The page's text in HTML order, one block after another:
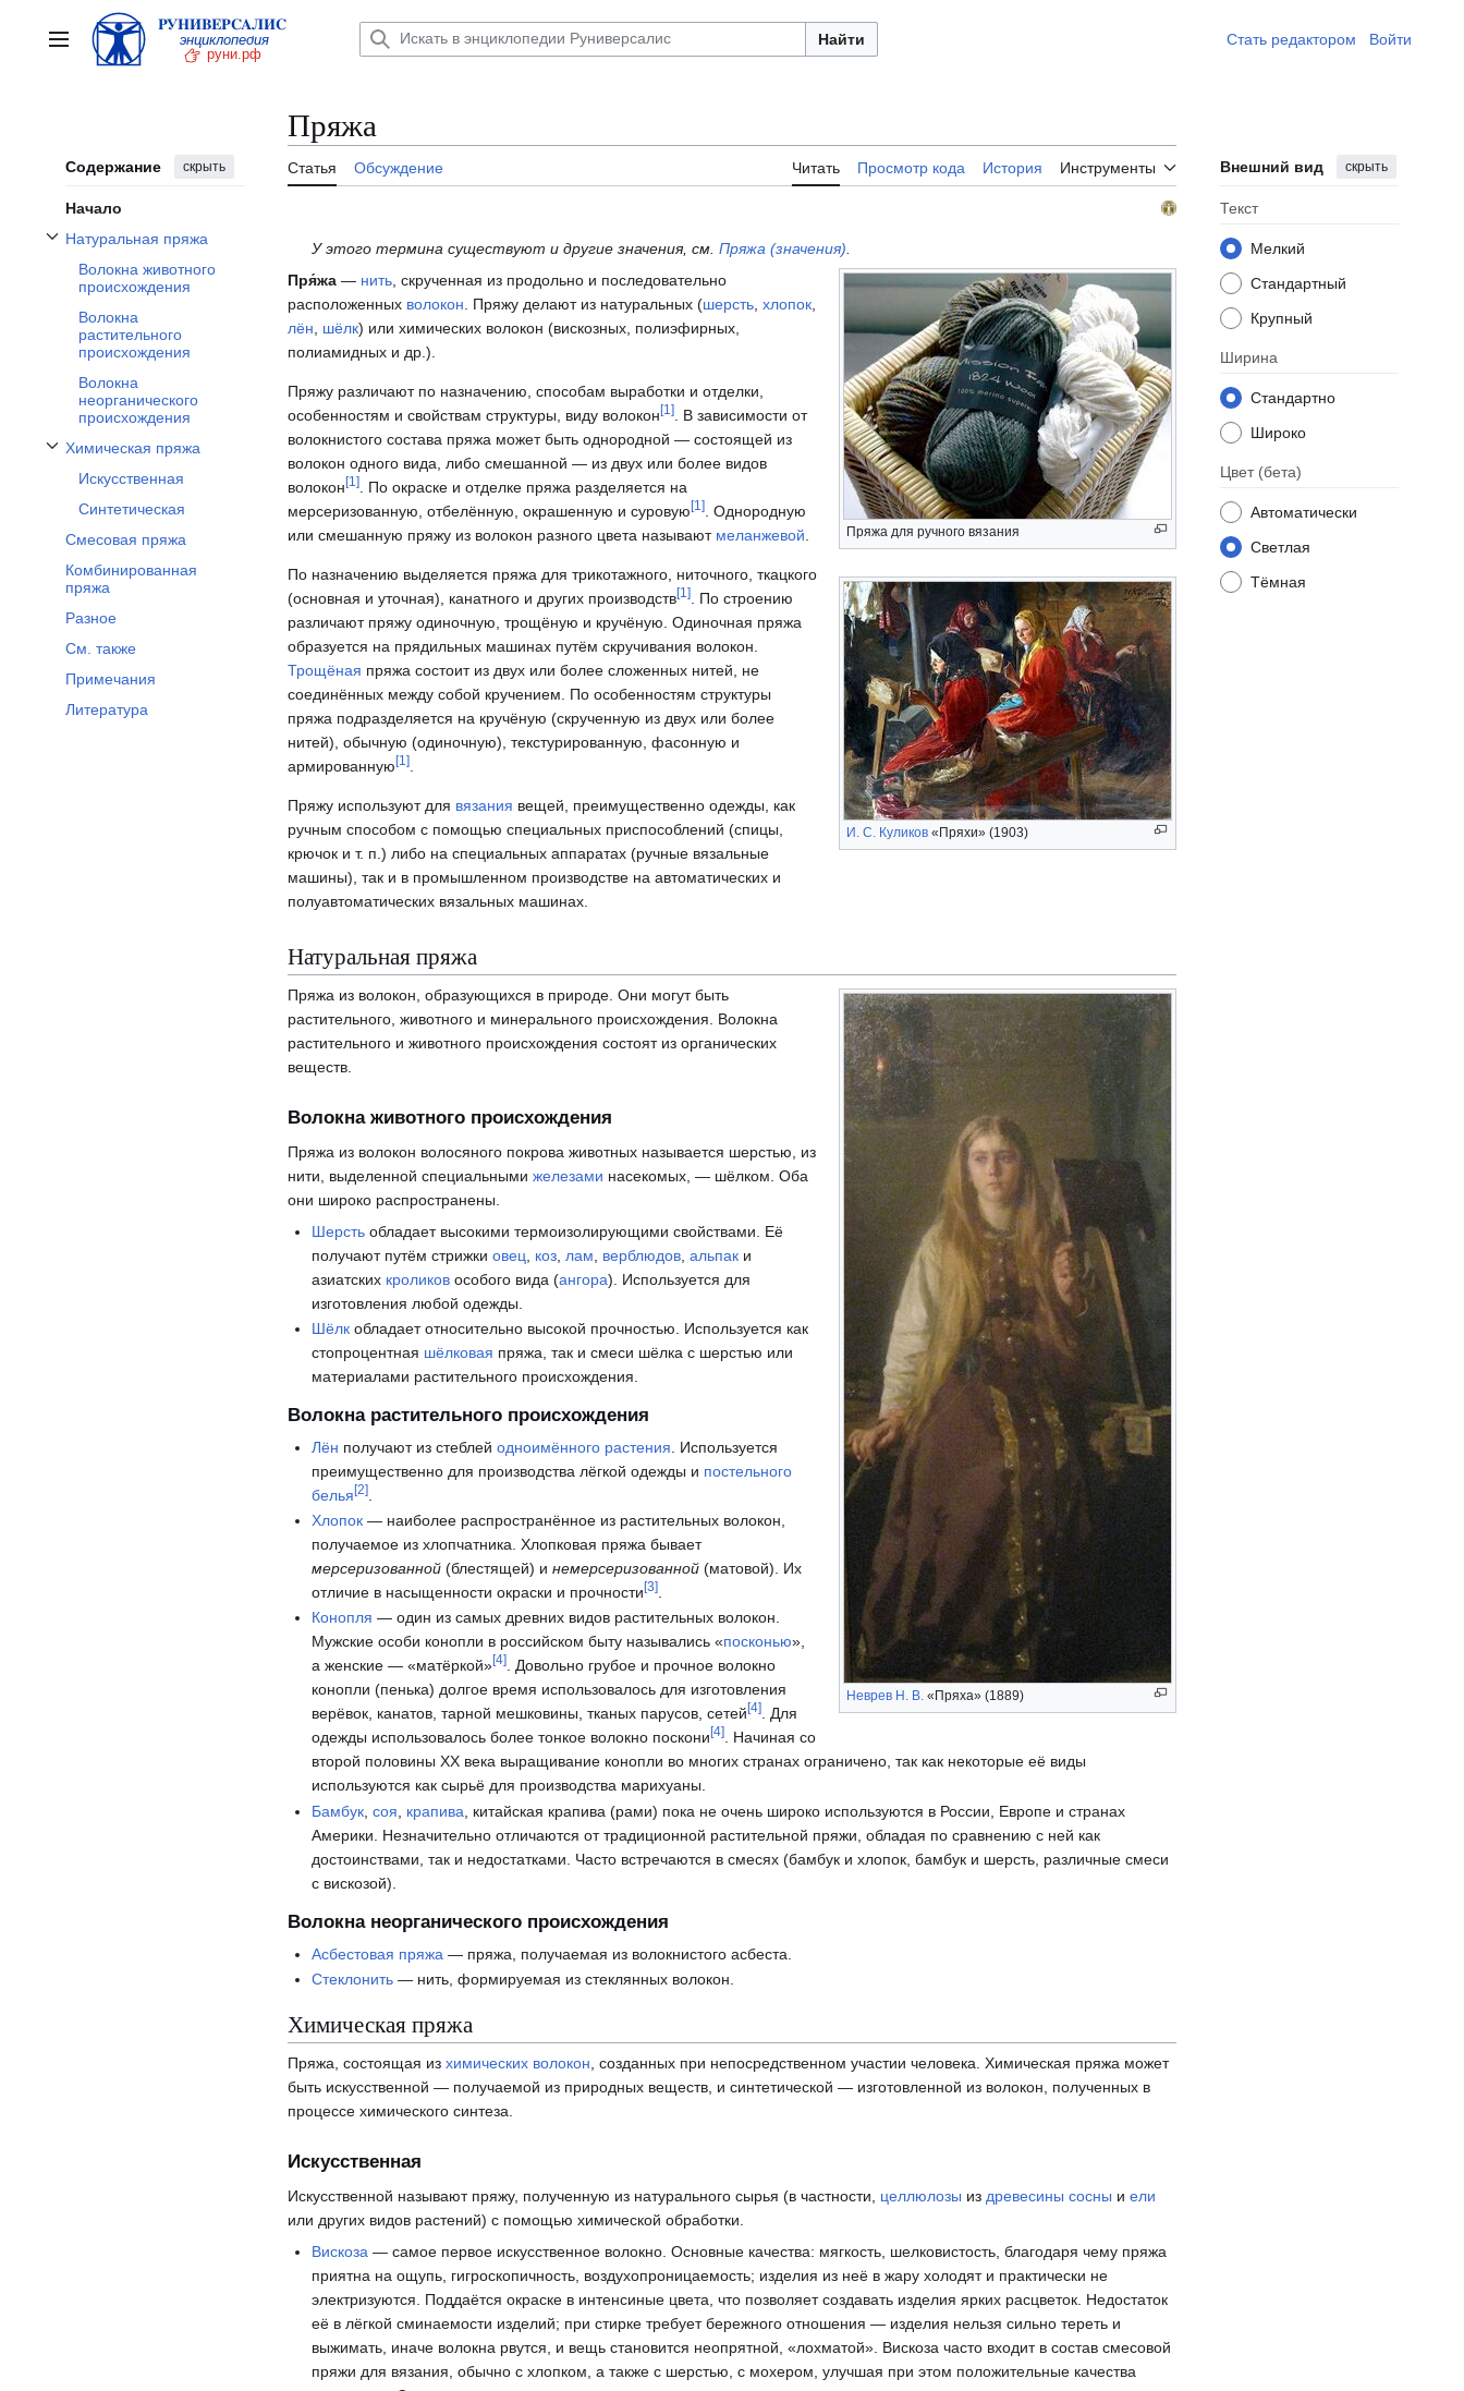
содержаниюГлавное меню Найти Стать редактором ​ Войти
Содержание скрыть
Начало
Натуральная пряжа
Отобразить/Скрыть подраздел Натуральная пряжа
Волокна животного
происхождения
Волокна
растительного
происхождения
Волокна
неорганического
происхождения
Химическая пряжа
Отобразить/Скрыть подраздел Химическая пряжа
Искусственная
Синтетическая
Смесовая пряжа
Комбинированная
пряжа
Разное
См. также
Примечания
Литература
Пряжа
Статья Обсуждение Читать Просмотр кода История Инструменты Внешний вид скрыть
Текст
Мелкий
Стандартный
Крупный
Ширина
Стандартно
Широко
Цвет (бета)
Автоматически
Светлая
Тёмная
У этого термина существуют и другие значения, см.Пряжа (значения)
Пряжа для ручного вязания
И. С. Куликов «Пряхи» (1903)
Пря́жа — нить , скрученная из продольно и последовательно
расположенных волокон . Пряжу делают из натуральных (шерсть хлопок
лён
шёлк) или химических волокон (вискозных, полиэфирных,
полиамидных и др.).
Пряжу различают по назначению, способам выработки и отделки,
особенностям и свойствам структуры, виду волокон [1]
. В зависимости от
волокнистого состава пряжа может быть однородной — состоящей из
волокон одного вида, либо смешанной — из двух или более видов
волокон [1]
. По окраске и отделке пряжа разделяется на
мерсеризованную, отбелённую, окрашенную и суровую [1]
. Однородную
или смешанную пряжу из волокон разного цвета называют меланжевой
По назначению выделяется пряжа для трикотажного, ниточного, ткацкого
(оснoвная и утoчная), канатного и других производств[1]
. По строению
различают пряжу одиночную, трощёную и кручёную. Одиночная пряжа
образуется на прядильных машинах путём скручивания волокон.
Трощёная пряжа состоит из двух или более сложенных нитей, не
соединённых между собой кручением. По особенностям структуры
пряжа подразделяется на кручёную (скрученную из двух или более
нитей), обычную (одиночную), текстурированную, фасонную и
армированную [1]
Пряжу используют для вязания вещей, преимущественно одежды, как
ручным способом с помощью специальных приспособлений (спицы,
крючок и т. п.) либо на специальных аппаратах (ручные вязальные
машины), так и в промышленном производстве на автоматических и
полуавтоматических вязальных машинах.
Натуральная пряжа
Неврев Н. В. «Пряха» (1889)
Пряжа из волокон, образующихся в природе. Они могут быть
растительного, животного и минерального происхождения. Волокна
растительного и животного происхождения состоят из органических
веществ.
Волокна животного происхождения
Пряжа из волокон волосяного покрова животных называется шерстью, из
нити, выделенной специальными железами насекомых, — шёлком. Оба
они широко распространены.
Шерсть обладает высокими термоизолирующими свойствами. Её
получают путём стрижкиовец коз лам верблюдов ,альпак и
азиатских кроликов особого вида (ангора). Используется для
изготовления любой одежды.
Шёлк обладает относительно высокой прочностью. Используется как
стопроцентная шёлковая пряжа, так и смеси шёлка с шерстью или
материалами растительного происхождения.
Волокна растительного происхождения
Лён получают из стеблейодноимённого растения . Используется
преимущественно для производства лёгкой одежды и постельного
белья[2]
Хлопок — наиболее распространённое из растительных волокон,
получаемое из хлопчатника. Хлопковая пряжа бывает
мерсеризованной (блестящей) инемерсеризованной (матовой). Их
отличие в насыщенности окраски и прочности[3]
Конопля — один из самых древних видов растительных волокон.
Мужские особи конопли в российском быту назывались «посконью»,
а женские — «матёркой»[4]. Довольно грубое и прочное волокно
конопли (пенька) долгое время использовалось для изготовления
верёвок, канатов, тарной мешковины, тканых парусов, сетей[4]. Для
одежды использовалось более тонкое волокно поскони[4]. Начиная со
второй половины XX века выращивание конопли во многих странах ограничено, так как некоторые её виды
используются как сырьё для производства марихуаны.
Бамбук ,соя крапива , китайская крапива (рами) пока не очень широко используются в России, Европе и странах
Америки. Незначительно отличаются от традиционной растительной пряжи, обладая по сравнению с ней как
достоинствами, так и недостатками. Часто встречаются в смесях (бамбук и хлопок, бамбук и шерсть, различные смеси
с вискозой).
Волокна неорганического происхождения
Асбестовая пряжа — пряжа, получаемая из волокнистого асбеста.
Стеклонить — нить, формируемая из стеклянных волокон.
Химическая пряжа
Пряжа, состоящая из химических волокон, созданных при непосредственном участии человека. Химическая пряжа может
быть искусственной — получаемой из природных веществ, и синтетической — изготовленной из волокон, полученных в
процессе химического синтеза.
Искусственная
Искусственной называют пряжу, полученную из натурального сырья (в частности, целлюлозы из древесины сосны и ели
или других видов растений) с помощью химической обработки.
Вискоза — самое первое искусственное волокно. Основные качества: мягкость, шелковистость, благодаря чему пряжа
приятна на ощупь, гигроскопичность, воздухопроницаемость; изделия из неё в жару холодят и практически не
электризуются. Поддаётся окраске в интенсиные цвета, что позволяет создавать изделия ярких расцветок. Недостаток
её в лёгкой сминаемости изделий; при стирке требует бережного отношения — изделия нельзя сильно тереть и
выжимать, иначе волокна рвутся, и вещь становится неопрятной, «лохматой». Вискоза часто входит в состав смесовой
пряжи для вязания, обычно с хлопком, а также с шерстью, с мохером, улучшая при этом положительные качества